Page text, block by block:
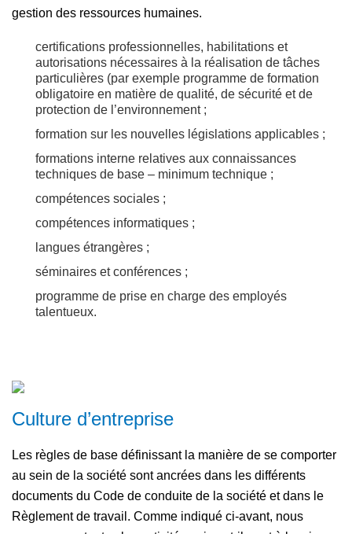
gestion des ressources humaines.
certifications professionnelles, habilitations et
autorisations nécessaires à la réalisation de tâches
particulières (par exemple programme de formation
obligatoire en matière de qualité, de sécurité et de
protection de l’environnement ;
formation sur les nouvelles législations applicables ;
formations interne relatives aux connaissances
techniques de base – minimum technique ;
compétences sociales ;
compétences informatiques ;
langues étrangères ;
séminaires et conférences ;
programme de prise en charge des employés
talentueux.
Culture d’entreprise
Les règles de base définissant la manière de se comporter
au sein de la société sont ancrées dans les différents
documents du Code de conduite de la société et dans le
Règlement de travail. Comme indiqué ci-avant, nous